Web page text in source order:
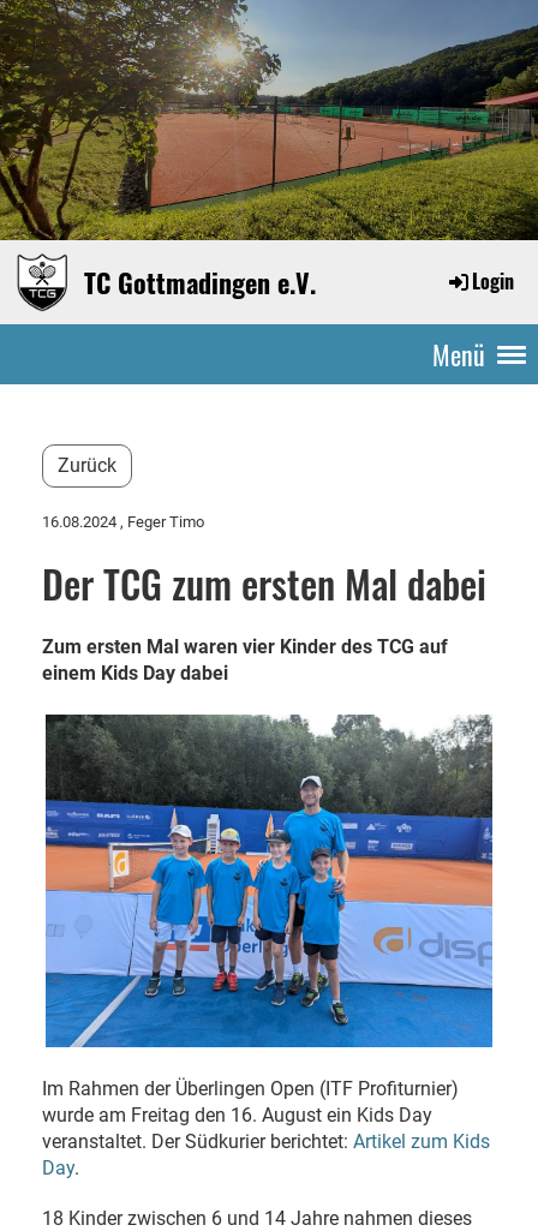
TC Gottmadingen e.V. Login
Menü
Zurück
16.08.2024 , Feger Timo
Der TCG zum ersten Mal dabei
Zum ersten Mal waren vier Kinder des TCG auf
einem Kids Day dabei
Im Rahmen der Überlingen Open (ITF Profiturnier)
wurde am Freitag den 16. August ein Kids Day
veranstaltet. Der Südkurier berichtet: Artikel zum Kids
Day.
18 Kinder zwischen 6 und 14 Jahre nahmen dieses